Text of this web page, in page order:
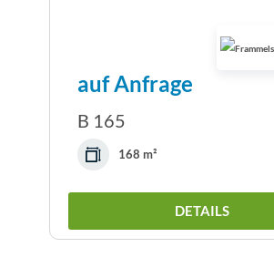
auf Anfrage
B 165
168 m²
DETAILS